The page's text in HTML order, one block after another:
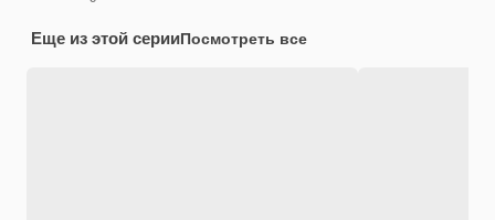
Еще из этой серииПосмотреть все